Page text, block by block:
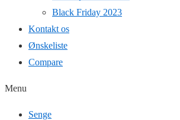
Black Friday 2023
Kontakt os
Ønskeliste
Compare
Menu
Senge